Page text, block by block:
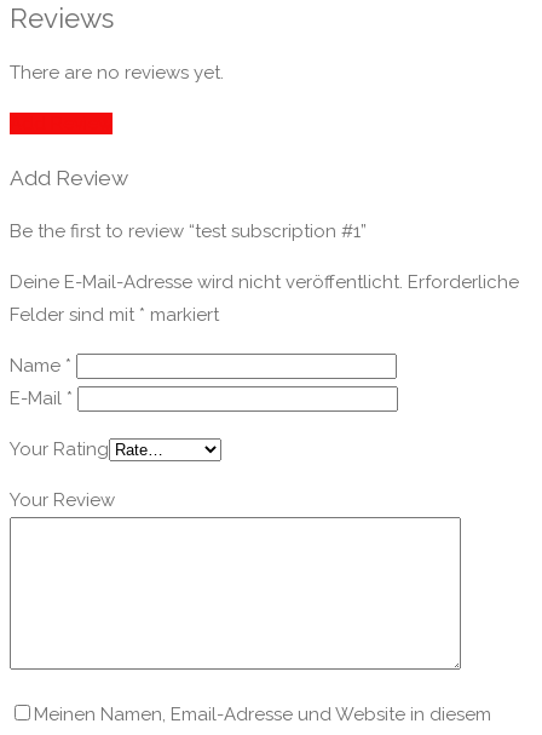
Reviews
There are no reviews yet.
Add Review
Be the first to review “test subscription #1”
Deine E-Mail-Adresse wird nicht veröffentlicht. Erforderliche
Felder sind mit * markiert
Name *
E-Mail *
Your Rating
Your Review
Meinen Namen, Email-Adresse und Website in diesem